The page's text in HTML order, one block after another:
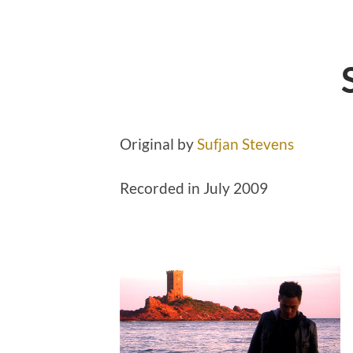
Original by Sufjan Stevens
Recorded in July 2009